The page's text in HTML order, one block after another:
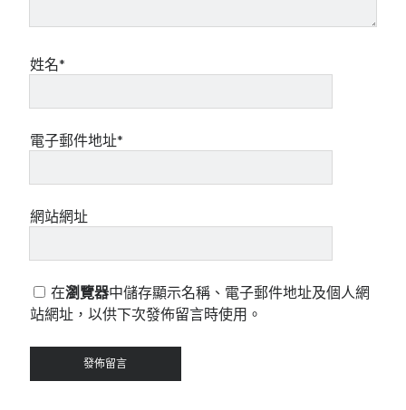
姓名*
電子郵件地址*
網站網址
在瀏覽器中儲存顯示名稱、電子郵件地址及個人網
站網址，以供下次發佈留言時使用。